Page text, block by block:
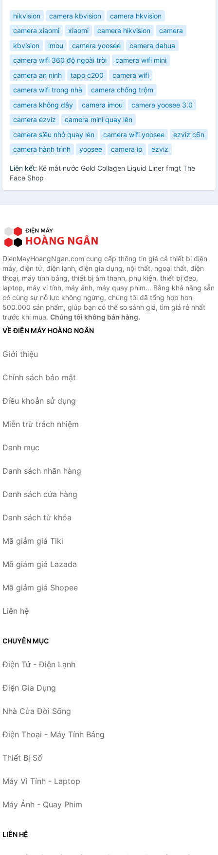
hikvision camera kbvision
camera hkvision
camera xiaomi
xiaomi camera hikvision
camera
kbvision
imou camera yoosee
camera dahua
camera wifi 360 độ ngoài trời
camera wifi mini
camera an ninh
tapo c200
camera wifi
camera wifi trong nhà
camera chống trộm
camera không dây
camera imou
camera yoosee 3.0
camera ezviz
camera mini quay lén
camera siêu nhỏ quay lén
camera wifi yoosee
ezviz c6n
camera hành trình
yoosee camera ip ezviz
Liên kết: Kẻ mắt nước Gold Collagen Liquid Liner fmgt The
Face Shop
DienMayHoangNgan.com cung cấp thông tin giá cả thiết bị điện
máy, điện tử, điện lạnh, điện gia dụng, nội thất, ngoại thất, điện
thoại, máy tính bảng, thiết bị âm thanh, phụ kiện, thiết bị đeo,
laptop, máy vi tính, máy ảnh, máy quay phim... Bằng khả năng sẵn
có cùng sự nỗ lực không ngừng, chúng tôi đã tổng hợp hơn
500.000 sản phẩm, giúp bạn có thể so sánh giá, tìm giá rẻ nhất
trước khi mua. Chúng tôi không bán hàng.
VỀ ĐIỆN MÁY HOÀNG NGÂN
Giới thiệu
Chính sách bảo mật
Điều khoản sử dụng
Miễn trừ trách nhiệm
Danh mục
Danh sách nhãn hàng
Danh sách cửa hàng
Danh sách từ khóa
Mã giảm giá Tiki
Mã giảm giá Lazada
Mã giảm giá Shopee
Liên hệ
CHUYÊN MỤC
Điện Tử - Điện Lạnh
Điện Gia Dụng
Nhà Cửa Đời Sống
Điện Thoại - Máy Tính Bảng
Thiết Bị Số
Máy Vi Tính - Laptop
Máy Ảnh - Quay Phim
LIÊN HỆ